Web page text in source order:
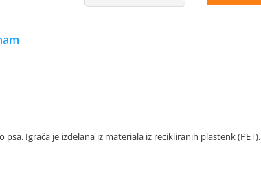
Igrača je izdelana iz materiala iz recikliranih plastenk (PET).